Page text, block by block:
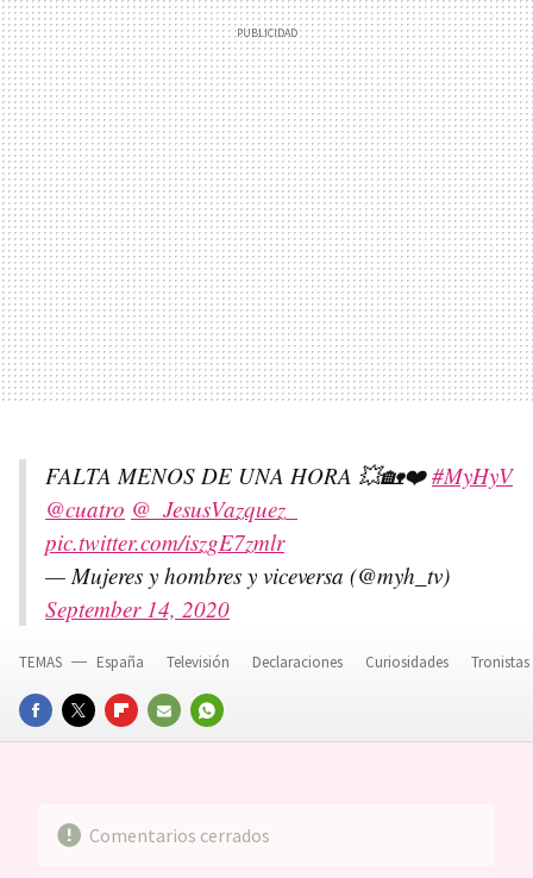
FALTA MENOS DE UNA HORA 💥🏡❤️#MyHyV
@cuatro @_JesusVazquez_
pic.twitter.com/iszgE7zmlr
— Mujeres y hombres y viceversa (@myh_tv)
September 14, 2020
FACEBOOKTWITTERFLIPBOARD
E-
WHATSAPP
TEMAS España Televisión Declaraciones Curiosidades Tronistas
Comentarios cerrados